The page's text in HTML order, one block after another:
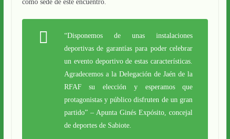
como sede de este encuentro.
“Disponemos de unas instalaciones
deportivas de garantías para poder celebrar
un evento deportivo de estas características.
Agradecemos a la Delegación de Jaén de la
RFAF su elección y esperamos que
protagonistas y público disfruten de un gran
partido” – Apunta Ginés Expósito, concejal
de deportes de Sabiote.